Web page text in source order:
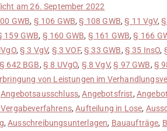
am26. September 2022
GWB, § 106 GWB,§ 108 GWB,§ 11 VgV,§
159 GWB, § 160 GWB, § 161 GWB,§ 166
,§ 3 VgV, § 3 VOF,§ 33 GWB, § 35 InsO,
§ 642 BGB, § 8 UVgO, § 8 VgV,§ 97 GWB, §
von Leistungen im
Angebotsausschluss,Angebotsfrist,
,Aufteilung in Lose,
,Ausschreibungsunterlagen, Bauaufträge,